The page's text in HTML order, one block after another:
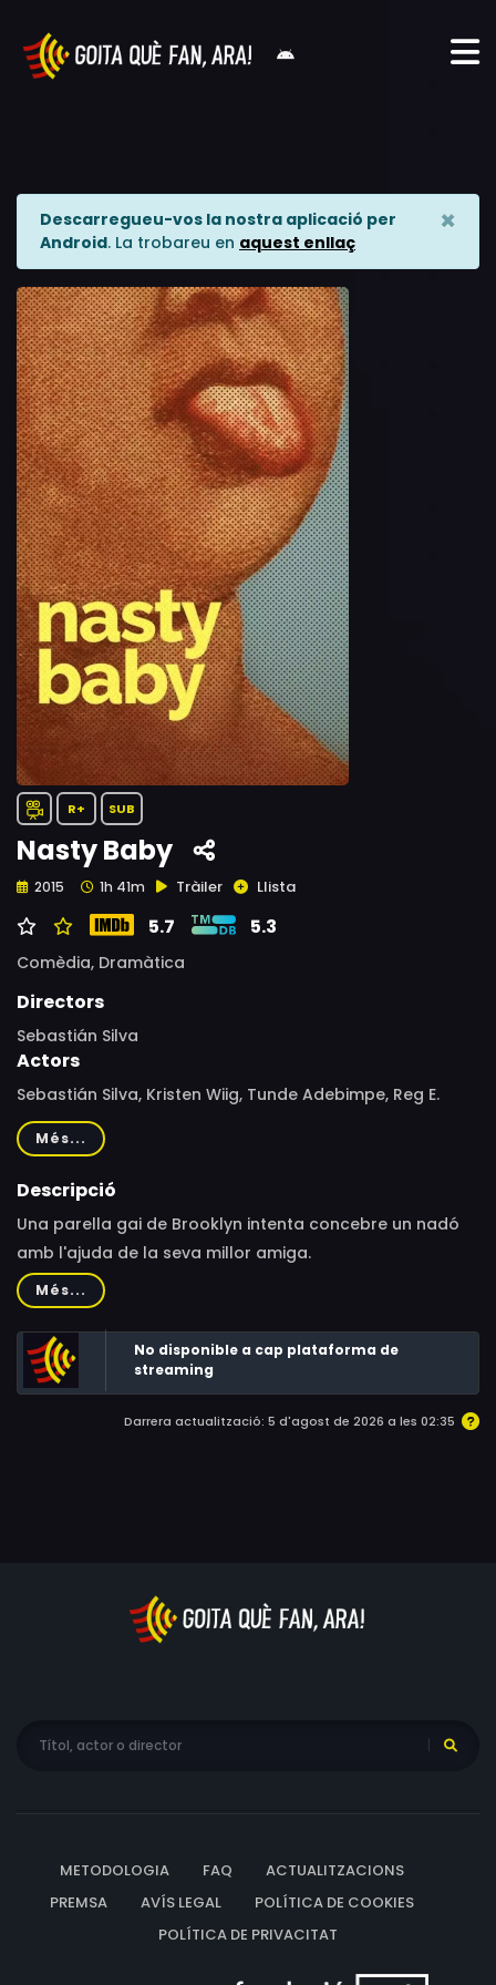
Descarregueu-vos la nostra aplicació per
Android. La trobareu en aquest enllaç
×
R+ SUB
Nasty Baby
2015 1h 41m Tràiler Llista
5.7 5.3
Comèdia, Dramàtica
Directors
Sebastián Silva
Actors
Sebastián Silva, Kristen Wiig, Tunde Adebimpe, Reg E.
Cathey, Mark Margolis, Agustín Silva, Alia Shawkat, Lillias
White, Anthony Chisholm, Marsha Stephanie Blake,
William Oliver Watkins, Constance Shulman, Neal Huff,
Marte, Becky London, Cara Seymour, Ina Howard-Parker,
Nico Arge, Emily Ann Garcia, Cruz Rodriguez
Més...
Descripció
Una parella gai de Brooklyn intenta concebre un nadó
amb l'ajuda de la seva millor amiga.
Més...
No disponible a cap plataforma de
streaming
Darrera actualització: 5 d'agost de 2026 a les 02:35
METODOLOGIA FAQ
ACTUALITZACIONS
PREMSA
AVÍS LEGAL
POLÍTICA DE COOKIES
POLÍTICA DE PRIVACITAT